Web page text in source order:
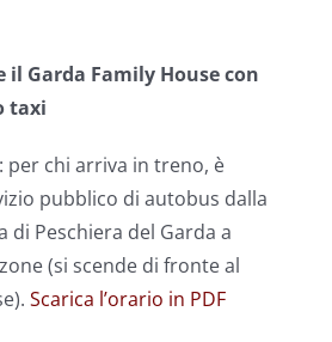
il Garda Family House con
taxi
: per chi arriva in treno, è
pubblico di autobus dalla
di Peschiera del Garda a
(si scende di fronte al
Scarica l’orario in PDF